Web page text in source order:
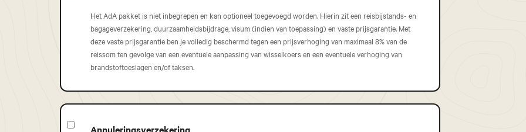
Het AdA pakket is niet inbegrepen en kan optioneel toegevoegd worden. Hierin zit een reisbijstands- en
bagageverzekering, duurzaamheidsbijdrage, visum (indien van toepassing) en vaste prijsgarantie. Met
deze vaste prijsgarantie ben je volledig beschermd tegen een prijsverhoging van maximaal 8% van de
reissom ten gevolge van een eventuele aanpassing van wisselkoers en een eventuele verhoging van
brandstoftoeslagen en/of taksen.
Annuleringsverzekering